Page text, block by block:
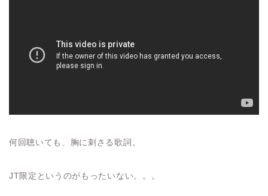
何回聴いても、胸に刺さる歌詞。
JT限定というのがもったいない。。。